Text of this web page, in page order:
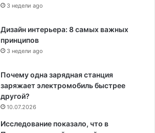
3 недели ago
Дизайн интерьера: 8 самых важных
принципов
3 недели ago
Почему одна зарядная станция
заряжает электромобиль быстрее
другой?
10.07.2026
Исследование показало, что в